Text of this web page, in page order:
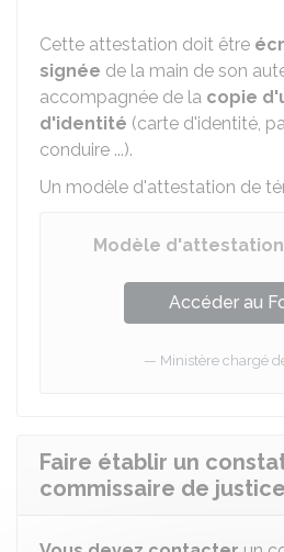
Cette attestation doit être
signée de la main de son
accompagnée de la copie
d'identité (carte d'identité,
conduire ...).
Un modèle d'attestation de
Modèle
Accéder au
Ministère chargé
Faire établir un
commissaire de justice